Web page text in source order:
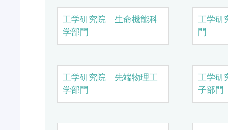
工学研究院 生命機能科
学部門
工学研
門
工学研究院 先端物理工
学部門
工学研
子部門